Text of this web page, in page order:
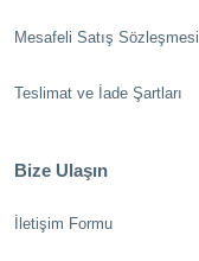
Mesafeli Satış Sözleşmesi
Teslimat ve İade Şartları
Bize Ulaşın
İletişim Formu